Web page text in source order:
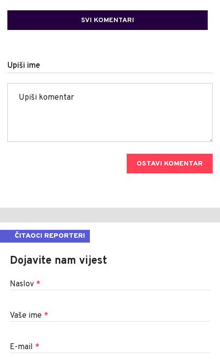
SVI KOMENTARI
Upiši ime
OSTAVI KOMENTAR
ČITAOCI REPORTERI
Dojavite nam vijest
Naslov *
Vaše ime *
E-mail *